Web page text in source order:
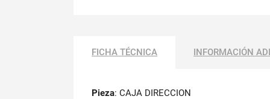
FICHA TÉCNICA INFORMACIÓN
Pieza: CAJA DIRECCION